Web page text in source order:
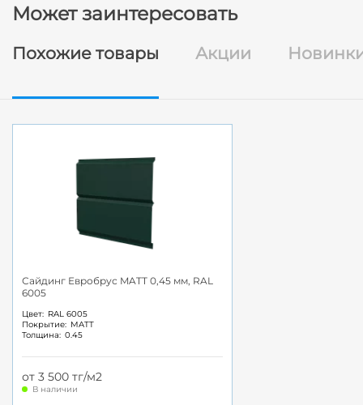
Может заинтересовать
Похожие товары Акции
Сайдинг Евробрус MATT 0,45 мм, RAL
6005
Цвет: RAL 6005
Покрытие: MATT
Толщина: 0.45
от 3 500 тг/м2
В наличии